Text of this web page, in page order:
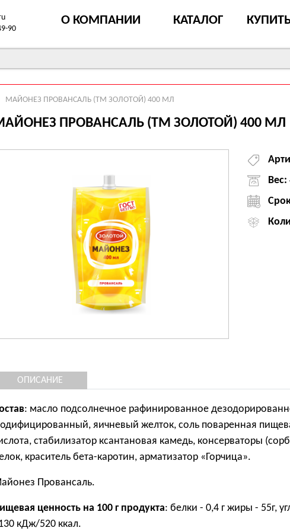
90
О КОМПАНИИ КАТАЛОГ
МАЙОНЕЗ ПРОВАНСАЛЬ (ТМ ЗОЛОТОЙ) 400 МЛ
ПРОВАНСАЛЬ (ТМ ЗОЛОТОЙ) 400 МЛ
Вес:
ОПИСАНИЕ
: масло подсолнечное рафинированное
яичневый желток, соль поваренная
стабилизатор ксантановая камедь, консерваторы
краситель бета-каротин, арматизатор «Горчица».
Провансаль.
ценность на 100 г продукта: белки - 0,4 г жиры - 55г,
кДж/520 ккал.